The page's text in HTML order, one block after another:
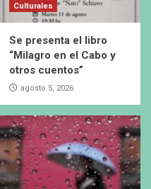
Culturales
Se presenta el libro
“Milagro en el Cabo y
otros cuentos”
agosto 5, 2026